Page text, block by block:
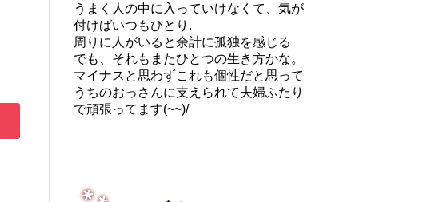
うまく人の中に入っていけなくて、気が
付けばいつもひとり.
周りに人がいると余計に孤独を感じる
でも、それもまたひとつの生き方かな。
マイナスと思わずこれも個性だと思って
うちのおっさんに支えられて夫婦ふたり
で頑張ってます(~~)/